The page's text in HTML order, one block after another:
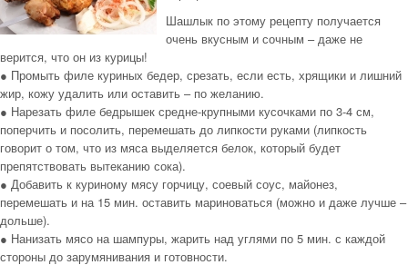
ВОПРОСЫ-ОТВЕТЫ
Шашлык по этому рецепту получается
очень вкусным и сочным – даже не
верится, что он из курицы!
● Промыть филе куриных бедер, срезать, если есть, хрящики и лишний
жир, кожу удалить или оставить – по желанию.
● Нарезать филе бедрышек средне-крупными кусочками по 3-4 см,
поперчить и посолить, перемешать до липкости руками (липкость
говорит о том, что из мяса выделяется белок, который будет
препятствовать вытеканию сока).
● Добавить к куриному мясу горчицу, соевый соус, майонез,
перемешать и на 15 мин. оставить мариноваться (можно и даже лучше –
дольше).
● Нанизать мясо на шампуры, жарить над углями по 5 мин. с каждой
стороны до зарумянивания и готовности.